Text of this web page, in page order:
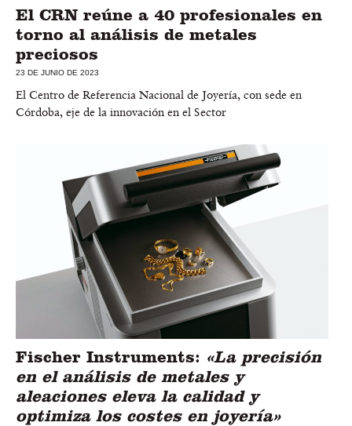
El CRN reúne a 40 profesionales en
torno al análisis de metales
preciosos
23 DE JUNIO DE 2023
El Centro de Referencia Nacional de Joyería, con sede en
Córdoba, eje de la innovación en el Sector
Fischer Instruments: «La precisión
en el análisis de metales y
aleaciones eleva la calidad y
optimiza los costes en joyería»